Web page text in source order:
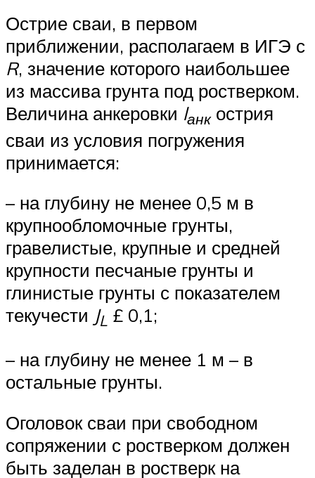
Острие сваи, в первом
приближении, располагаем в ИГЭ с
R, значение которого наибольшее
из массива грунта под ростверком.
Величина анкеровки lанкострия
сваи из условия погружения
принимается:
– на глубину не менее 0,5 м в
крупнообломочные грунты,
гравелистые, крупные и средней
крупности песчаные грунты и
глинистые грунты с показателем
текучести JL £ 0,1;
– на глубину не менее 1 м – в
остальные грунты.
Оголовок сваи при свободном
сопряжении с ростверком должен
быть заделан в ростверк на